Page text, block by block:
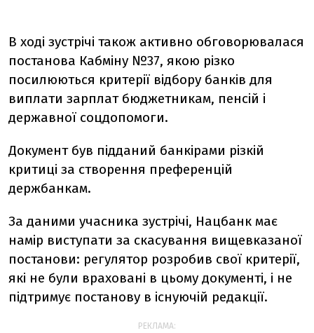
В ході зустрічі також активно обговорювалася
постанова Кабміну №37, якою різко
посилюються критерії відбору банків для
виплати зарплат бюджетникам, пенсій і
державної соцдопомоги.
Документ був підданий банкірами різкій
критиці за створення преференцій
держбанкам.
За даними учасника зустрічі, Нацбанк має
намір виступати за скасування вищевказаної
постанови: регулятор розробив свої критерії,
які не були враховані в цьому документі, і не
підтримує постанову в існуючій редакції.
РЕКЛАМА: